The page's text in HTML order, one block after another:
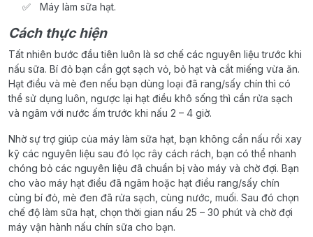
Máy làm sữa hạt.
Cách thực hiện
Tất nhiên bước đầu tiên luôn là sơ chế các nguyên liệu trước khi
nấu sữa. Bí đỏ bạn cần gọt sạch vỏ, bỏ hạt và cắt miếng vừa ăn.
Hạt điều và mè đen nếu bạn dùng loại đã rang/sấy chín thì có
thể sử dụng luôn, ngược lại hạt điều khô sống thì cần rửa sạch
và ngâm với nước ấm trước khi nấu 2 – 4 giờ.
Nhờ sự trợ giúp của máy làm sữa hạt, bạn không cần nấu rồi xay
kỹ các nguyên liệu sau đó lọc rây cách rách, bạn có thể nhanh
chóng bỏ các nguyên liệu đã chuẩn bị vào máy và chờ đợi. Bạn
cho vào máy hạt điều đã ngâm hoặc hạt điều rang/sấy chín
cùng bí đỏ, mè đen đã rửa sạch, cùng nước, muối. Sau đó chọn
chế độ làm sữa hạt, chọn thời gian nấu 25 – 30 phút và chờ đợi
máy vận hành nấu chín sữa cho bạn.